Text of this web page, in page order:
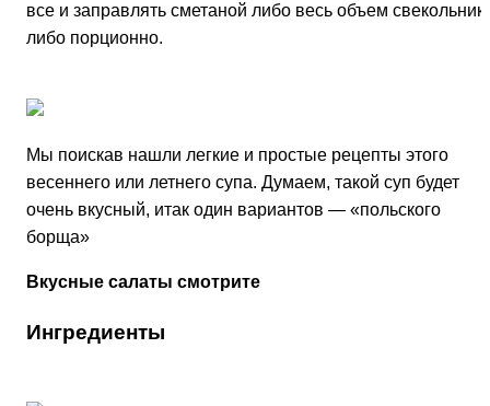
все и заправлять сметаной либо весь объем
либо порционно.
Мы поискав нашли легкие и простые рецепты этого
весеннего или летнего супа. Думаем, такой суп будет
очень вкусный, итак один вариантов — «польского
борща»
Вкусные салаты смотрите
Ингредиенты